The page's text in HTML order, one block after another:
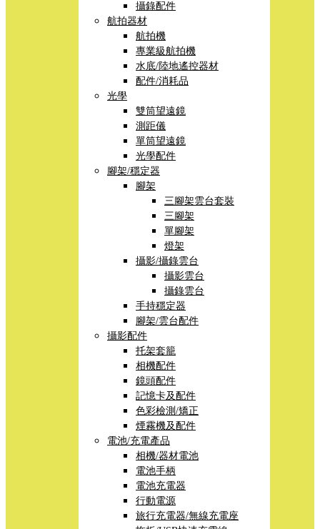
攝錄配件
航拍器材
航拍機
專業級航拍機
水底/陸地遙控器材
配件/消耗品
光學
雙筒望遠鏡
測距儀
單筒望遠鏡
光學配件
腳架/穩定器
腳架
三腳架雲台套裝
三腳架
單腳架
燈架
攝影/攝錄雲台
攝影雲台
攝錄雲台
手持穩定器
腳架/雲台配件
攝影配件
托架套籠
相機配件
鏡頭配件
記憶卡及配件
色彩檢測/矯正
煙霧機及配件
電池/充電產品
相機/器材電池
電池手柄
電池充電器
行動電源
旅行充電器/無線充電座